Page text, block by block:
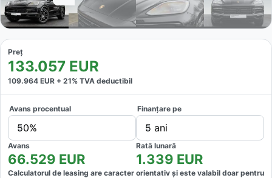
Preț
133.057 EUR
109.964 EUR + 21% TVA deductibil
Avans procentual
50%
Finanțare pe
5 ani
Avans
66.529 EUR
Rată lunară
1.339 EUR
Calculatorul de leasing are caracter orientativ și este valabil doar pentru